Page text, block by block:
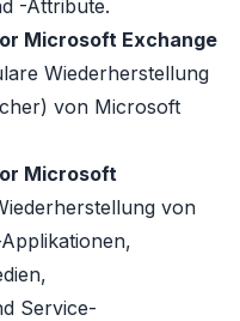
-Attribute.
Microsoft Exchange
Wiederherstellung
von Microsoft
Microsoft
von
Service-